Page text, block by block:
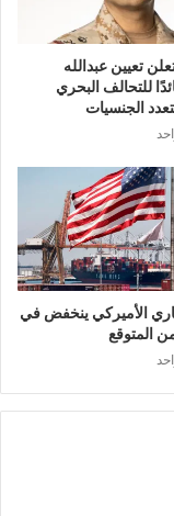
تعيين عبدالله
للتحالف البحري
الجنسيات
الأميركي ينخفض في
المتوقع